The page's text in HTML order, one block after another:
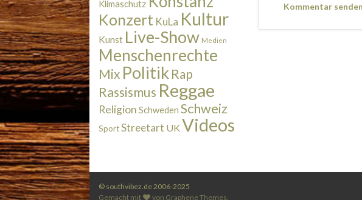
Klimaschutz
Konzert KuLa Kultur
Kunst Live-Show Medien
Menschenrechte
Mix Politik Rap
Rassismus Reggae
Religion Schweden Schweiz
SportStreetart UKVideos
© southvibez.de 2006-2025
Gemacht mit
von Graphene Themes.